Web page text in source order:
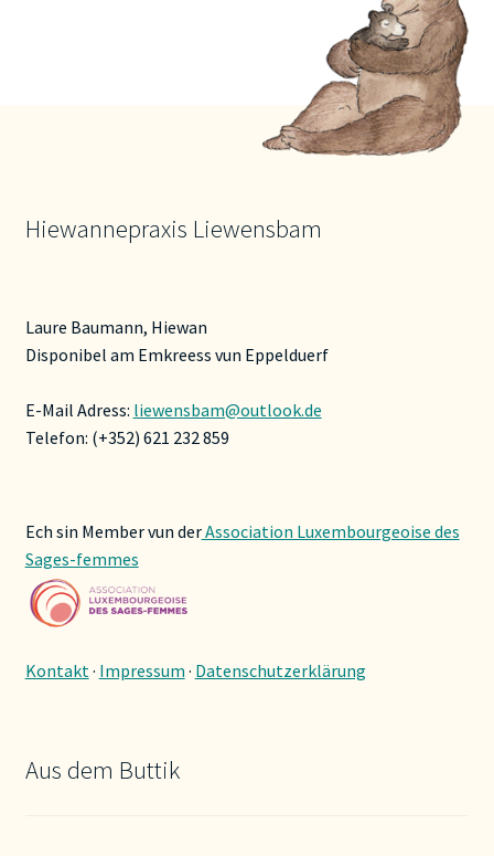
Hiewannepraxis Liewensbam
Laure Baumann, Hiewan
Disponibel am Emkreess vun Eppelduerf
E-Mail Adress: liewensbam@outlook.de
Telefon: (+352) 621 232 859
Ech sin Member vun derAssociation Luxembourgeoise des
Sages-femmes
Kontakt · Impressum · Datenschutzerklärung
Aus dem Buttik